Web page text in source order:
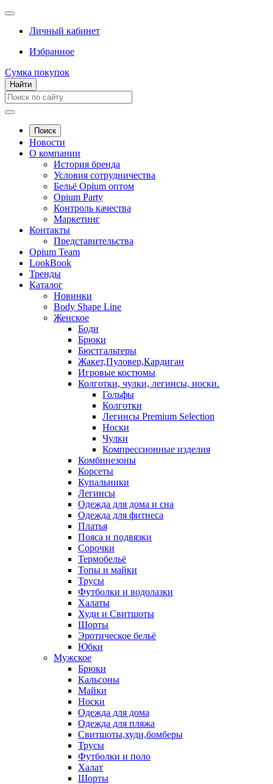
Личный кабинет
Избранное
Сумка покупок
Найти
Поиск
Новости
О компании
История бренда
Условия сотрудничества
Бельё Opium оптом
Opium Party
Контроль качества
Маркетинг
Контакты
Представительства
Opium Team
LookBook
Тренды
Каталог
Новинки
Body Shape Line
Женское
Боди
Брюки
Бюстгальтеры
Жакет,Пуловер,Кардиган
Игровые костюмы
Колготки, чулки, легинсы, носки.
Гольфы
Колготки
Легинсы Premium Selection
Носки
Чулки
Компрессионные изделия
Комбинезоны
Корсеты
Купальники
Легинсы
Одежда для дома и сна
Одежда для фитнеса
Платья
Пояса и подвязки
Сорочки
Термобельё
Топы и майки
Трусы
Футболки и водолазки
Халаты
Худи и Свитшоты
Шорты
Эротическое бельё
Юбки
Мужское
Брюки
Кальсоны
Майки
Носки
Одежда для дома
Одежда для пляжа
Свитшоты,худи,бомберы
Трусы
Футболки и поло
Халат
Шорты